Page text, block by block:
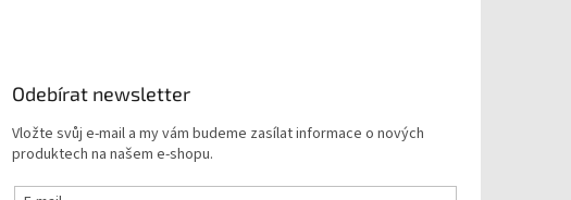
Odebírat newsletter
Vložte svůj e-mail a my vám budeme zasílat informace o nových
produktech na našem e-shopu.